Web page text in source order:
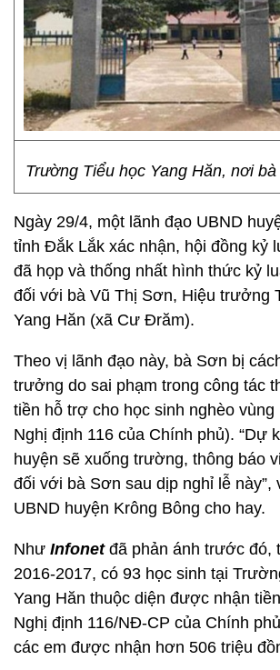
Trường Tiểu học Yang Hăn, nơi
Ngày 29/4, một lãnh đạo UBND
tỉnh Đắk Lắk xác nhận, hội đồng kỷ
đã họp và thống nhất hình thức kỷ
đối với bà Vũ Thị Sơn, Hiệu trưởng
Yang Hăn (xã Cư Đrăm).
Theo vị lãnh đạo này, bà Sơn bị
trưởng do sai phạm trong công tác
tiền hỗ trợ cho học sinh nghèo vùng
Nghị định 116 của Chính phủ). “Dự
huyện sẽ xuống trường, thông báo
đối với bà Sơn sau dịp nghỉ lễ này”,
UBND huyện Krông Bông cho hay.
Như Infonetđã phản ánh trước đó,
2016-2017, có 93 học sinh tại
Yang Hăn thuộc diện được nhận
Nghị định 116/NĐ-CP của Chính
các em được nhận hơn 506 triệu